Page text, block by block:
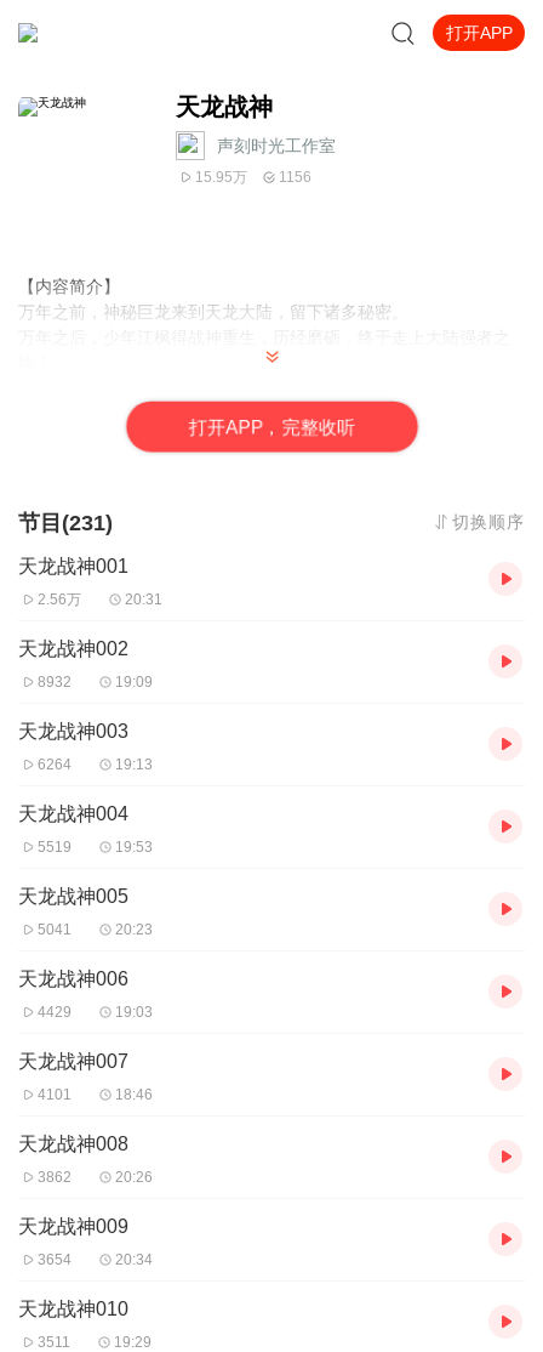
打开APP
天龙战神
声刻时光工作室
15.95万 1156
【内容简介】
万年之前，神秘巨龙来到天龙大陆，留下诸多秘密。
【作者/主播简介】
1、本作品为付费有声书，前60集为免费试听，购买成功后，即可收
听，可下载重复收听。
台传播，违者将追究其法律责任。
3、如在充值／购买环节遇到问题，您可通过页面右上方按钮，将页
4、在购买过程中，如果您有任何问题，可以按以下步骤咨询在线客
第一步：您可在喜马拉雅APP【账号】-【帮助与反馈】”中咨询在线
第二步：如果您无法联系上APP内在线客服，可关注【喜马拉雅付
费精品】公众号，通过下方菜单栏里咨询在线客服
838-5616
打开APP，完整收听
节目(231) 切换顺序
天龙战神001
2.56万 20:31
天龙战神002
8932 19:09
天龙战神003
6264 19:13
天龙战神004
5519 19:53
天龙战神005
5041 20:23
天龙战神006
4429 19:03
天龙战神007
4101 18:46
天龙战神008
3862 20:26
天龙战神009
3654 20:34
天龙战神010
3511 19:29